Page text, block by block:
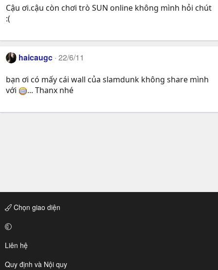
Cậu ơi.cậu còn chơi trò SUN online không mình hỏi chút
:(
haicaugc 22/6/11
bạn ơi có mấy cái wall của slamdunk không share mình
với
... Thanx nhé
Chọn giao diện
Liên hệ
Quy định và Nội quy